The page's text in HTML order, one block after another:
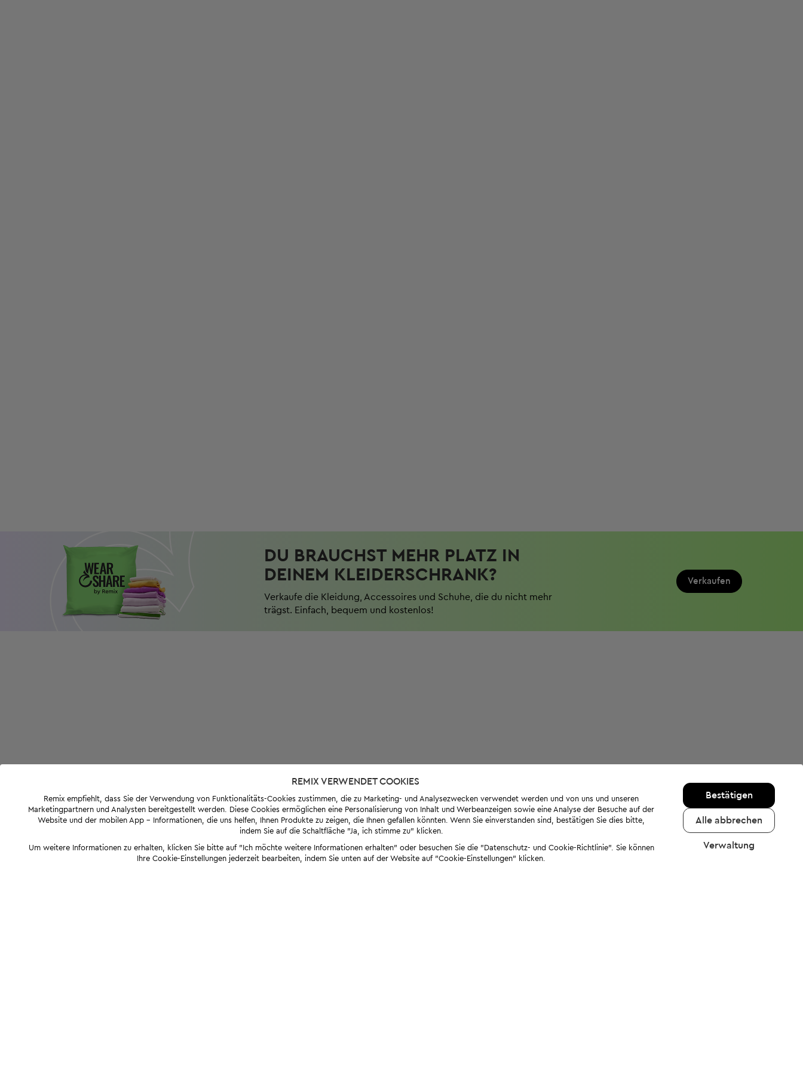
DU BRAUCHST MEHR PLATZ IN
DEINEM KLEIDERSCHRANK?
Verkaufe die Kleidung, Accessoires und Schuhe, die du nicht mehr
trägst. Einfach, bequem und kostenlos!
Verkaufen
REMIX VERWENDET COOKIES
Remix empfiehlt, dass Sie der Verwendung von Funktionalitäts-Cookies zustimmen, die zu Marketing- und Analysezwecken verwendet werden und von uns und unseren
Marketingpartnern und Analysten bereitgestellt werden. Diese Cookies ermöglichen eine Personalisierung von Inhalt und Werbeanzeigen sowie eine Analyse der Besuche auf der
Website und der mobilen App - Informationen, die uns helfen, Ihnen Produkte zu zeigen, die Ihnen gefallen könnten. Wenn Sie einverstanden sind, bestätigen Sie dies bitte,
indem Sie auf die Schaltfläche "Ja, ich stimme zu" klicken.
Um weitere Informationen zu erhalten, klicken Sie bitte auf "Ich möchte weitere Informationen erhalten" oder besuchen Sie die "Datenschutz- und Cookie-Richtlinie". Sie können
Ihre Cookie-Einstellungen jederzeit bearbeiten, indem Sie unten auf der Website auf "Cookie-Einstellungen" klicken.
Bestätigen
Alle abbrechen
Verwaltung